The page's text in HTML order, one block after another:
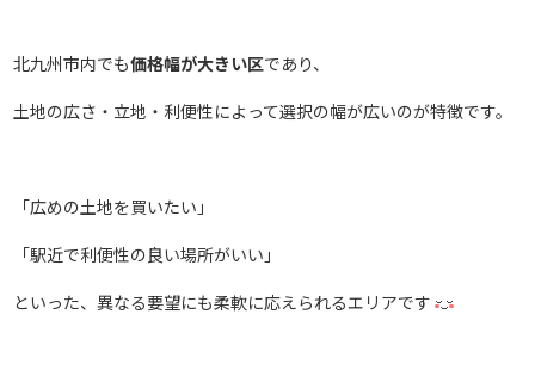
北九州市内でも価格幅が大きい区であり、
土地の広さ・立地・利便性によって選択の幅が広いのが特徴です。
「広めの土地を買いたい」
「駅近で利便性の良い場所がいい」
といった、異なる要望にも柔軟に応えられるエリアです